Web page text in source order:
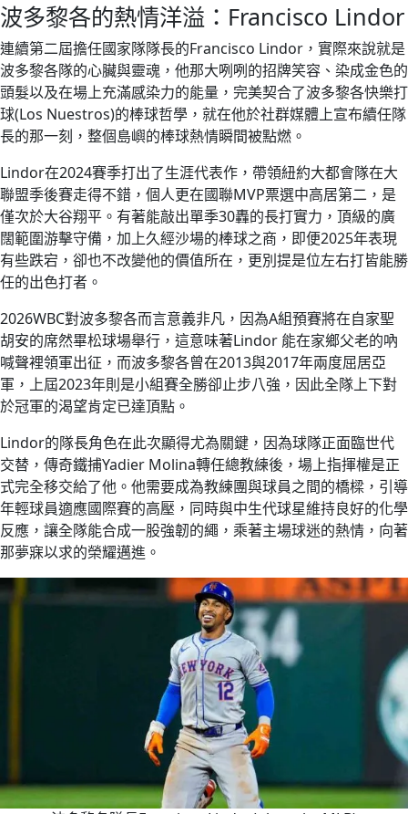
波多黎各的熱情洋溢：Francisco Lindor
連續第二屆擔任國家隊隊長的Francisco Lindor，實際來說就是
波多黎各隊的心臟與靈魂，他那大咧咧的招牌笑容、染成金色的
頭髮以及在場上充滿感染力的能量，完美契合了波多黎各快樂打
球(Los Nuestros)的棒球哲學，就在他於社群媒體上宣布續任隊
長的那一刻，整個島嶼的棒球熱情瞬間被點燃。
Lindor在2024賽季打出了生涯代表作，帶領紐約大都會隊在大
聯盟季後賽走得不錯，個人更在國聯MVP票選中高居第二，是
僅次於大谷翔平。有著能敲出單季30轟的長打實力，頂級的廣
闊範圍游擊守備，加上久經沙場的棒球之商，即便2025年表現
有些跌宕，卻也不改變他的價值所在，更別提是位左右打皆能勝
任的出色打者。
2026WBC對波多黎各而言意義非凡，因為A組預賽將在自家聖
胡安的席然畢松球場舉行，這意味著Lindor 能在家鄉父老的吶
喊聲裡領軍出征，而波多黎各曾在2013與2017年兩度屈居亞
軍，上屆2023年則是小組賽全勝卻止步八強，因此全隊上下對
於冠軍的渴望肯定已達頂點。
Lindor的隊長角色在此次顯得尤為關鍵，因為球隊正面臨世代
交替，傳奇鐵捕Yadier Molina轉任總教練後，場上指揮權是正
式完全移交給了他。他需要成為教練團與球員之間的橋樑，引導
年輕球員適應國際賽的高壓，同時與中生代球星維持良好的化學
反應，讓全隊能合成一股強韌的繩，乘著主場球迷的熱情，向著
那夢寐以求的榮耀邁進。